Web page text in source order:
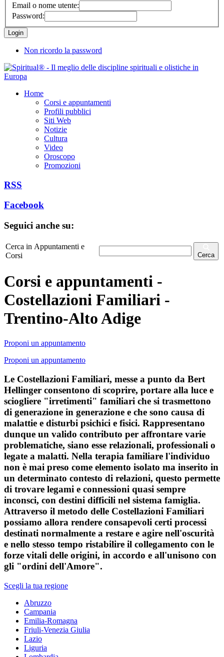
Email o nome utente:
Password:
Non ricordo la password
Home
Corsi e appuntamenti
Profili pubblici
Siti Web
Notizie
Cultura
Video
Oroscopo
Promozioni
RSS
Facebook
Seguici anche su:
Cerca in Appuntamenti e
Corsi
Cerca
Corsi e appuntamenti -
Costellazioni Familiari -
Trentino-Alto Adige
Proponi un appuntamento
Proponi un appuntamento
Le Costellazioni Familiari, messe a punto da Bert
Hellinger consentono di scoprire, portare alla luce e
sciogliere "irretimenti" familiari che si trasmettono
di generazione in generazione e che sono causa di
malattie e disturbi psichici e fisici. Rappresentano
dunque un valido contributo per affrontare varie
problematiche, siano esse relazionali, professionali o
legate a malatti. Nella terapia familiare l'individuo
non è mai preso come elemento isolato ma inserito in
un determinato contesto di relazioni, questo permette
di trovare legami e connessioni quasi sempre
inconsci, con destini difficili nel sistema famiglia.
Attraverso il metodo delle Costellazioni Familiari
possiamo allora rendere consapevoli certi processi
destinati normalmente a restare e agire nell'oscurità
e nello stesso tempo ristabilire il collegamento con le
forze vitali delle origini, in accordo e all'unisono con
gli "ordini dell'Amore".
Scegli la tua regione
Abruzzo
Campania
Emilia-Romagna
Friuli-Venezia Giulia
Lazio
Liguria